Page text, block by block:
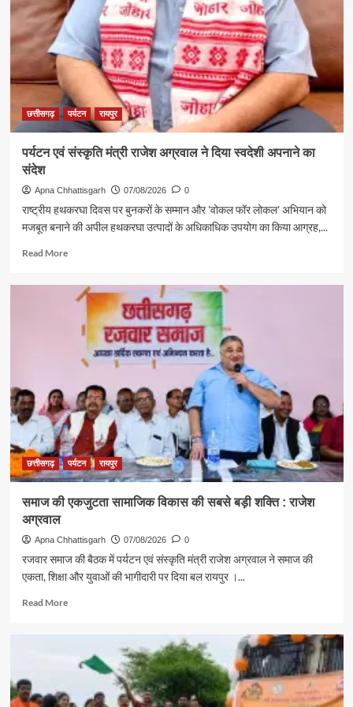
की
दमदार
दस्तक
छत्तीसगढ़ पर्यटन रायपुर
पर्यटन एवं संस्कृति मंत्री राजेश अग्रवाल ने दिया स्वदेशी अपनाने का
संदेश
Apna Chhattisgarh 07/08/2026 0
राष्ट्रीय हथकरघा दिवस पर बुनकरों के सम्मान और 'वोकल फॉर लोकल' अभियान को
मजबूत बनाने की अपील हथकरघा उत्पादों के अधिकाधिक उपयोग का किया आग्रह,...
Read MoreRead
पर्यटन
संस्कृति
राजेश
अग्रवाल
दिया
स्वदेशी
अपनाने
का
संदेश
छत्तीसगढ़ पर्यटन रायपुर
समाज की एकजुटता सामाजिक विकास की सबसे बड़ी शक्ति : राजेश
अग्रवाल
Apna Chhattisgarh 07/08/2026 0
रजवार समाज की बैठक में पर्यटन एवं संस्कृति मंत्री राजेश अग्रवाल ने समाज की
एकता, शिक्षा और युवाओं की भागीदारी पर दिया बल रायपुर ।...
Read MoreRead
एकजुटता
सामाजिक